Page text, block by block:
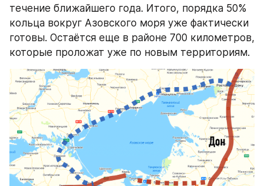
течение ближайшего года. Итого, порядка 50%
кольца вокруг Азовского моря уже фактически
готовы. Остаётся еще в районе 700 километров,
которые проложат уже по новым территориям.